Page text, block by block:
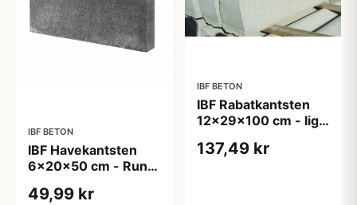
IBF BETON
IBF Havekantsten
6x20x50 cm - Rund
49,99 kr
IBF BETON
IBF Rabatkantsten
12x29x100 cm - lige
137,49 kr